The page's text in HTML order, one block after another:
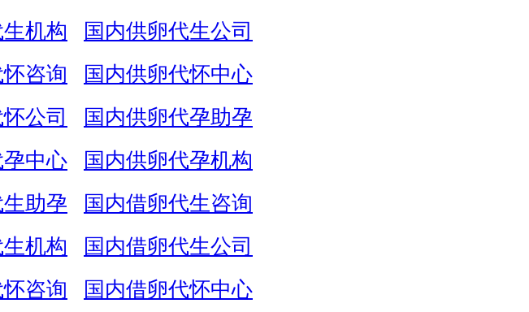
机构
国内供卵代生公司
咨询
国内供卵代怀中心
公司
国内供卵代孕助孕
中心
国内供卵代孕机构
助孕
国内借卵代生咨询
机构
国内借卵代生公司
咨询
国内借卵代怀中心